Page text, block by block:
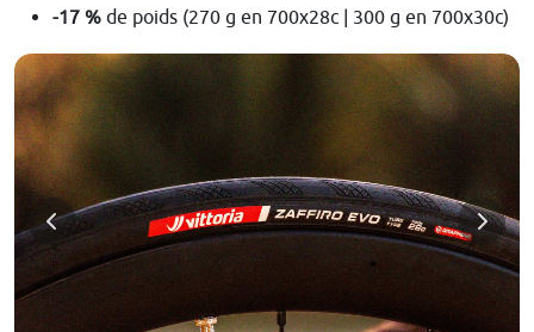
-17 % de poids (270 g en 700x28c | 300 g en 700x30c)